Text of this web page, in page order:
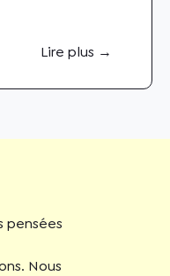
Lire plus →
pensées
Nous